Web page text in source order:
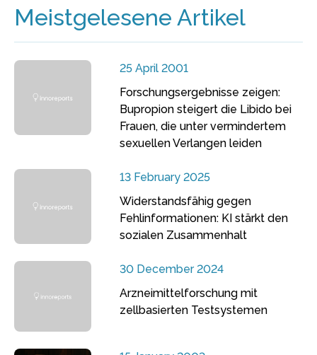
Meistgelesene Artikel
25 April 2001
Forschungsergebnisse zeigen:
Bupropion steigert die Libido bei
Frauen, die unter vermindertem
sexuellen Verlangen leiden
13 February 2025
Widerstandsfähig gegen
Fehlinformationen: KI stärkt den
sozialen Zusammenhalt
30 December 2024
Arzneimittelforschung mit
zellbasierten Testsystemen